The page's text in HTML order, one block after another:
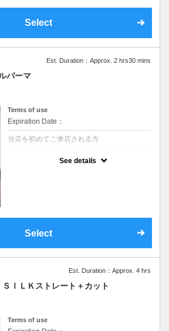
Select
Est. Duration：Approx. 2 hrs30 mins
パーマ
Terms of use
Expiration Date：
当店を初めてご来店される方
See details
Select
Est. Duration：Approx. 4 hrs
ＩＬＫストレート＋カット
Terms of use